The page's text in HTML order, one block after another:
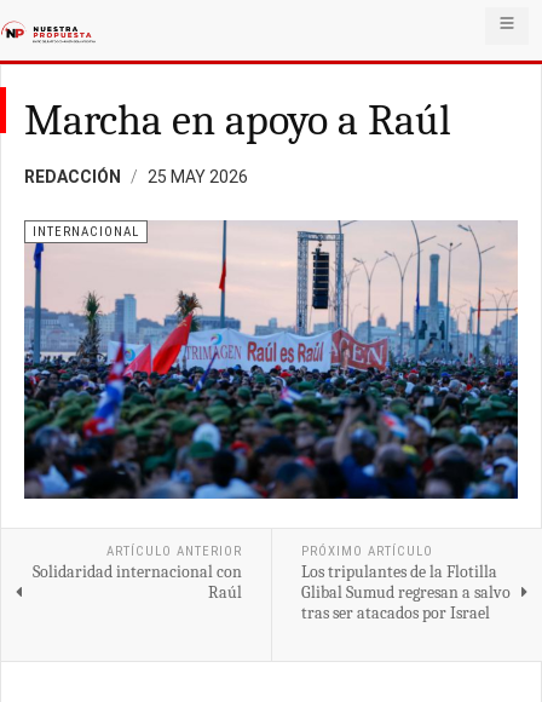
Marcha en apoyo a Raúl
REDACCIÓN 25 MAY 2026
INTERNACIONAL
ARTÍCULO ANTERIOR
Solidaridad internacional con
Raúl
PRÓXIMO ARTÍCULO
Los tripulantes de la Flotilla
Glibal Sumud regresan a salvo
tras ser atacados por Israel